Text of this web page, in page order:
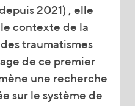
2021) , elle
contexte de la
traumatismes
de ce premier
une recherche
sur le système de